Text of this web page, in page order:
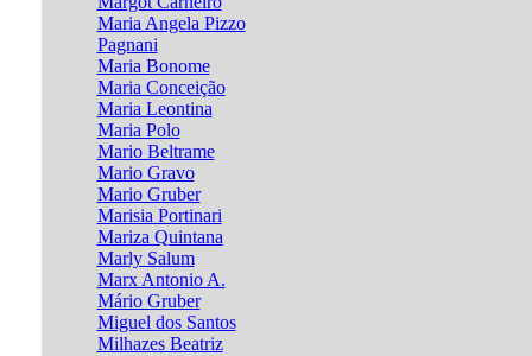
Maria Angela Pizzo
Pagnani
Maria Bonome
Maria Conceição
Maria Leontina
Maria Polo
Mario Beltrame
Mario Gravo
Mario Gruber
Marisia Portinari
Mariza Quintana
Marly Salum
Marx Antonio A.
Mário Gruber
Miguel dos Santos
Milhazes Beatriz